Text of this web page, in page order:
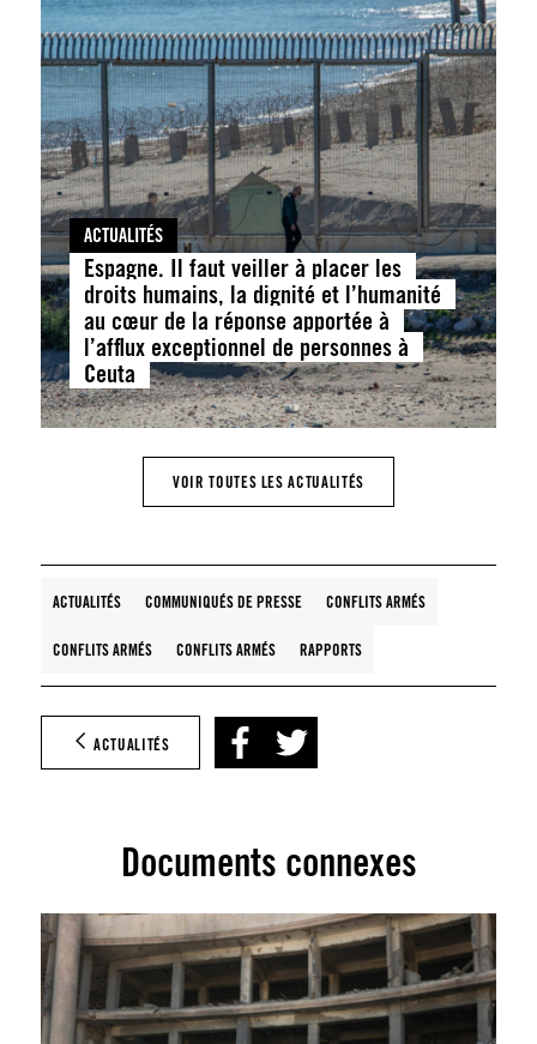
ACTUALITÉS
Espagne. Il faut veiller à placer les
droits humains, la dignité et l’humanité
au cœur de la réponse apportée à
l’afflux exceptionnel de personnes à
Ceuta
VOIR TOUTES LES ACTUALITÉS
ACTUALITÉS COMMUNIQUÉS DE PRESSE CONFLITS ARMÉS
CONFLITS ARMÉS CONFLITS ARMÉS RAPPORTS
ACTUALITÉS
Documents connexes